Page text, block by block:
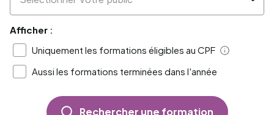
Afficher :
Uniquement les formations éligibles au CPF
Aide
Aussi les formations terminées dans l'année
Rechercher une formation